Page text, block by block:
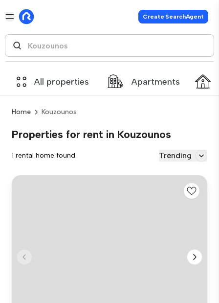
Create SearchAgent
All properties Apartments
Home Kouzounos
Properties for rent in Kouzounos
1 rental home found Trending